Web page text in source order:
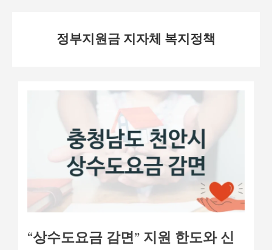
정부지원금 지자체 복지정책
“상수도요금 감면” 지원 한도와 신